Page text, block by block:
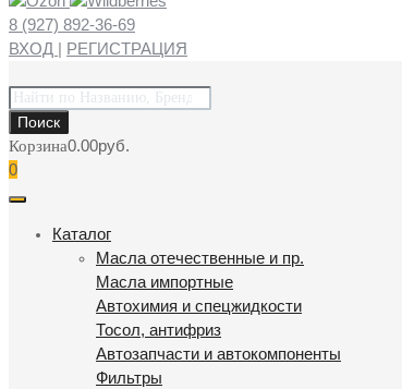
8 (927) 892-36-69
ВХОД | РЕГИСТРАЦИЯ
Поиск
товаров
Поиск
Корзина0.00руб.
0
Каталог
Масла отечественные и пр.
Масла импортные
Автохимия и спецжидкости
Тосол, антифриз
Автозапчасти и автокомпоненты
Фильтры